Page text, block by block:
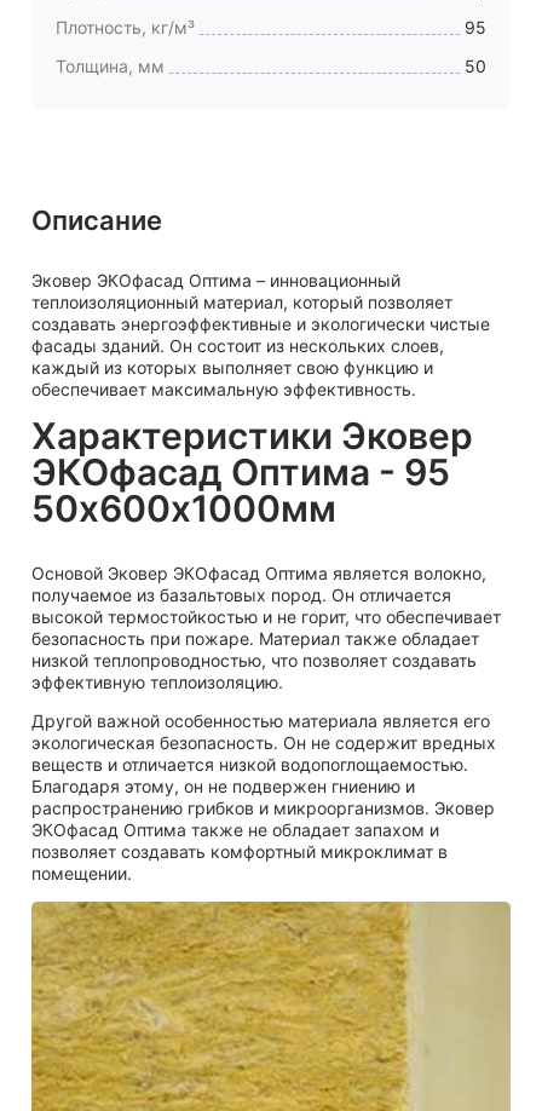
Плотность, кг/м³
95
Толщина, мм
50
Описание
Эковер ЭКОфасад Оптима – инновационный
теплоизоляционный материал, который позволяет
создавать энергоэффективные и экологически чистые
фасады зданий. Он состоит из нескольких слоев,
каждый из которых выполняет свою функцию и
обеспечивает максимальную эффективность.
Характеристики Эковер
ЭКОфасад Оптима - 95
50х600х1000мм
Основой Эковер ЭКОфасад Оптима является волокно,
получаемое из базальтовых пород. Он отличается
высокой термостойкостью и не горит, что обеспечивает
безопасность при пожаре. Материал также обладает
низкой теплопроводностью, что позволяет создавать
эффективную теплоизоляцию.
Другой важной особенностью материала является его
экологическая безопасность. Он не содержит вредных
веществ и отличается низкой водопоглощаемостью.
Благодаря этому, он не подвержен гниению и
распространению грибков и микроорганизмов. Эковер
ЭКОфасад Оптима также не обладает запахом и
позволяет создавать комфортный микроклимат в
помещении.